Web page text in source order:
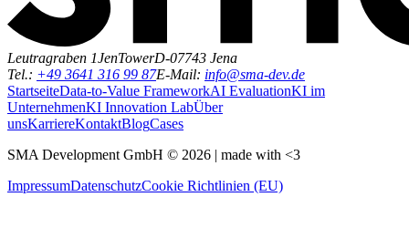
Leutragraben 1JenTowerD-07743 Jena
Tel.: +49 3641 316 99 87E-Mail: info@sma-dev.de
StartseiteData-to-Value FrameworkAI EvaluationKI im
UnternehmenKI Innovation LabÜber
unsKarriereKontaktBlogCases
SMA Development GmbH © 2026 | made with <3
ImpressumDatenschutzCookie Richtlinien (EU)